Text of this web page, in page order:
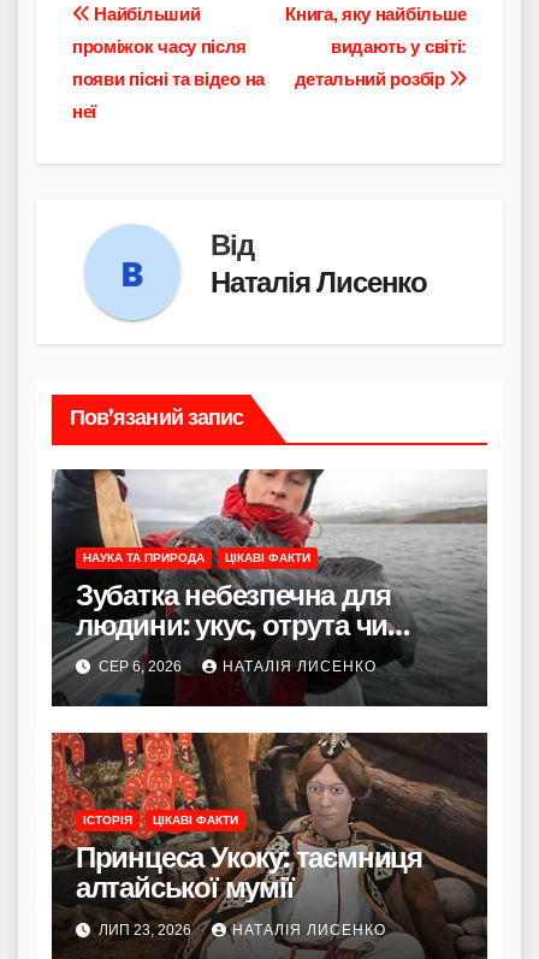
Навігація
записів
Книга, яку найбільше
видають у світі:
детальний розбір
Найбільший
проміжок часу після
появи пісні та відео на
неї
Від
Наталія Лисенко
Пов’язаний запис
НАУКА ТА ПРИРОДА ЦІКАВІ ФАКТИ
Зубатка небезпечна для
людини: укус, отрута чи
лише зовнішність
СЕР 6, 2026 НАТАЛІЯ ЛИСЕНКО
ІСТОРІЯ ЦІКАВІ ФАКТИ
Принцеса Укоку: таємниця
алтайської мумії
ЛИП 23, 2026 НАТАЛІЯ ЛИСЕНКО